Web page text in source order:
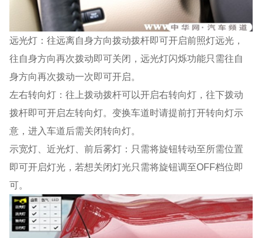
远光灯：往远离自身方向拨动拨杆即可开启前照灯远光，
往自身方向再次拨动即可关闭，远光灯闪烁功能只需往自
身方向再次拨动一次即可开启。
左右转向灯：往上拨动拨杆可以开启右转向灯，往下拨动
拨杆即可开启左转向灯。变换车道时请提前打开转向灯示
意，进入车道后需关闭转向灯。
示宽灯、近光灯、前后雾灯：只需将旋钮转动至所需位置
即可开启灯光，若想关闭灯光只需将旋钮调至OFF档位即
可。